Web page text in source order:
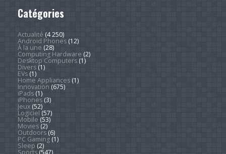
Catégories
Actualité (4 250)
Android Phones(12)
À la une (28)
Computing Hardware (2)
Desktop Computers(1)
Divers(1)
EVs(1)
Home Appliances(1)
Innovation (675)
iPads(1)
iPhones(3)
Jeux(52)
Logiciel (57)
Mobile (53)
Movies(2)
Outdoors(6)
PC Gaming(1)
Sleep (2)